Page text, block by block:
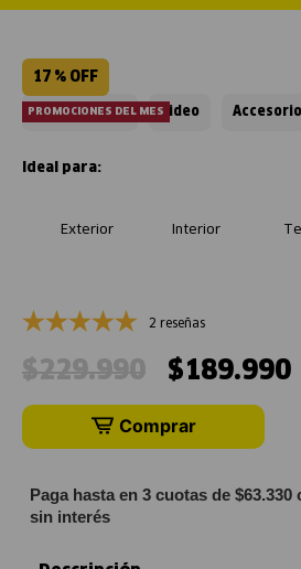
17 % OFF
PROMOCIONES DEL MES
Ficha técnica Video
Exterior Interior
2 reseñas
$229.990 $189.990
Comprar
Paga hasta en 3 cuotas de
sin interés